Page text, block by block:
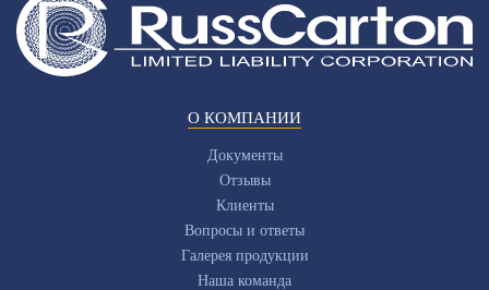
О КОМПАНИИ
Документы
Отзывы
Клиенты
Вопросы и ответы
Галерея продукции
Наша команда